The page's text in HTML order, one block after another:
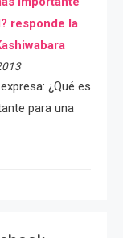
responde la
¿Qué es
para una